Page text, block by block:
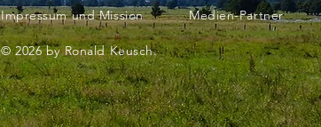
Impressum und Mission Medien-Partner
© 2026 by Ronald Keusch.